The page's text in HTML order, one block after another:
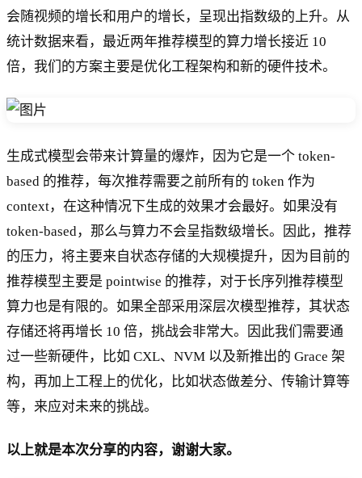
会随视频的增长和用户的增长，呈现出指数级的上升。从
统计数据来看，最近两年推荐模型的算力增长接近 10
倍，我们的方案主要是优化工程架构和新的硬件技术。
生成式模型会带来计算量的爆炸，因为它是一个 token-
based 的推荐，每次推荐需要之前所有的 token 作为
context，在这种情况下生成的效果才会最好。如果没有
token-based，那么与算力不会呈指数级增长。因此，推荐
的压力，将主要来自状态存储的大规模提升，因为目前的
推荐模型主要是 pointwise 的推荐，对于长序列推荐模型
算力也是有限的。如果全部采用深层次模型推荐，其状态
存储还将再增长 10 倍，挑战会非常大。因此我们需要通
过一些新硬件，比如 CXL、NVM 以及新推出的 Grace 架
构，再加上工程上的优化，比如状态做差分、传输计算等
等，来应对未来的挑战。
以上就是本次分享的内容，谢谢大家。